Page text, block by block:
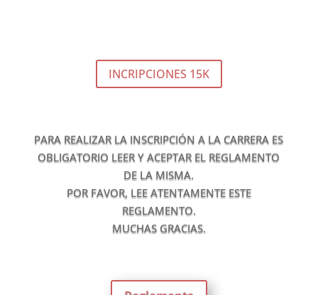
INCRIPCIONES 15K
PARA REALIZAR LA INSCRIPCIÓN A LA CARRERA ES
OBLIGATORIO LEER Y ACEPTAR EL REGLAMENTO
DE LA MISMA.
POR FAVOR, LEE ATENTAMENTE ESTE
REGLAMENTO.
MUCHAS GRACIAS.